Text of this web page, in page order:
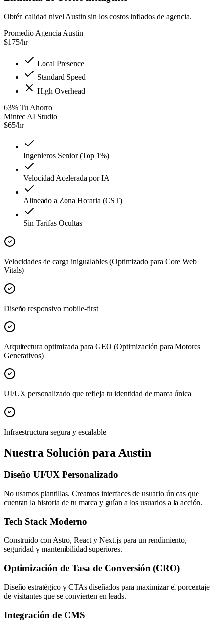
Obtén calidad nivel Austin sin los costos inflados de agencia.
Promedio Agencia Austin
$175/hr
Local Presence
Standard Speed
High Overhead
63% Tu Ahorro
Mintec AI Studio
$65/hr
Ingenieros Senior (Top 1%)
Velocidad Acelerada por IA
Alineado a Zona Horaria (CST)
Sin Tarifas Ocultas
Velocidades de carga inigualables (Optimizado para Core Web
Vitals)
Diseño responsivo mobile-first
Arquitectura optimizada para GEO (Optimización para Motores
Generativos)
UI/UX personalizado que refleja tu identidad de marca única
Infraestructura segura y escalable
Nuestra Solución para Austin
Diseño UI/UX Personalizado
No usamos plantillas. Creamos interfaces de usuario únicas que
cuentan la historia de tu marca y guían a los usuarios a la acción.
Tech Stack Moderno
Construido con Astro, React y Next.js para un rendimiento,
seguridad y mantenibilidad superiores.
Optimización de Tasa de Conversión (CRO)
Diseño estratégico y CTAs diseñados para maximizar el porcentaje
de visitantes que se convierten en leads.
Integración de CMS